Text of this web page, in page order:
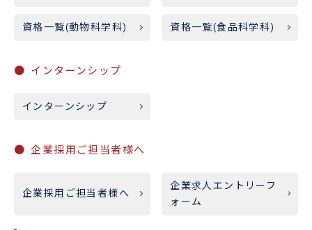
資格一覧(動物科学科) 資格一覧(食品科学科)
インターンシップ
インターンシップ
企業採用ご担当者様へ
企業採用ご担当者様へ
企業求人エントリーフ
ォーム